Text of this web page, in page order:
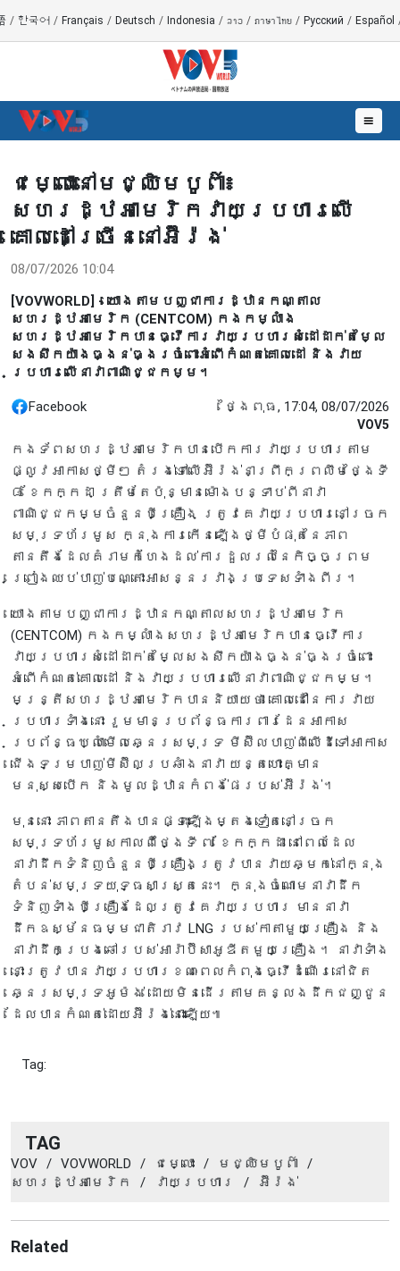
/ 한국어 / Français / Deutsch / Indonesia / ລາວ / ภาษาไทย / Русский / Español
☰
ជម្លោះនៅមជ្ឈិមបូព៌ា៖
សហរដ្ឋអាមេរិកវាយប្រហារលើ
គោលដៅច្រើននៅអ៊ីរ៉ង់
08/07/2026 10:04
[VOVWORLD] - យោងតាមបញ្ជាការដ្ឋានកណ្តាល
សហរដ្ឋអាមេរិក (CENTCOM) កងកម្លាំង
សហរដ្ឋអាមេរិកបានធ្វើការវាយប្រហារសំដៅដាក់តម្លៃ
សងសឹកយ៉ាងធ្ងន់ធ្ងរចំពោះអំពើកំណត់គោលដៅ និងវាយ
ប្រហារលើនាវាពាណិជ្ជកម្ម។
Facebook ថ្ងៃពុធ, 17:04, 08/07/2026
VOV5
កងទ័ពសហរដ្ឋអាមេរិកបានបើកការវាយប្រហារតាម
ផ្លូវអាកាសថ្មីៗ តំរង់ទៅលើអ៊ីរ៉ង់នាព្រឹកព្រលឹមថ្ងៃទី
៨ ខែកក្កដា ត្រឹមតែប៉ុន្មានម៉ោងបន្ទាប់ពីនាវា
ពាណិជ្ជកម្មចំនួនបីគ្រឿង ត្រូវគេវាយប្រហារនៅច្រក
សមុទ្រហ័រមូស ក្នុងការកើនឡើងថ្មីបំផុតនៃភាព
តានតឹងដែលគំរាមកំហែងដល់ការដួលរលំនៃកិច្ចព្រម
ព្រៀងឈប់បាញ់បណ្តោះអាសន្នរវាងប្រទេសទាំងពីរ។
យោងតាមបញ្ជាការដ្ឋានកណ្តាលសហរដ្ឋអាមេរិក
(CENTCOM) កងកម្លាំងសហរដ្ឋអាមេរិកបានធ្វើការ
វាយប្រហារសំដៅដាក់តម្លៃសងសឹកយ៉ាងធ្ងន់ធ្ងរចំពោះ
អំពើកំណត់គោលដៅ និងវាយប្រហារលើនាវាពាណិជ្ជកម្ម។
មន្ត្រីសហរដ្ឋអាមេរិកបាននិយាយថា គោលដៅនៃការវាយ
ប្រហារទាំងនោះ រួមមានប្រព័ន្ធការពារដែនអាកាស
ប្រព័ន្ធឃ្លាំមើលឆ្នេរសមុទ្រ មីស៊ីលបាញ់ពីលើដីទៅអាកាស
ជើងទម្របាញ់មីស៊ីលប្រឆាំងនាវា យន្តហោះគ្មាន
មនុស្សបើក និងមូលដ្ឋានកំពង់ផែរបស់អ៊ីរ៉ង់។
មុននោះ ភាពតានតឹងបានផ្ទុះឡើងម្តងទៀតនៅច្រក
សមុទ្រហ័រមូសកាលពីថ្ងៃទី ៧ ខែកក្កដា នៅពេលដែល
នាវាដឹកទំនិញចំនួនបីគ្រឿងត្រូវបានវាយឆ្មក់នៅក្នុង
តំបន់សមុទ្រយុទ្ធសាស្ត្រនេះ។ ក្នុងចំណោមនាវាដឹក
ទំនិញទាំងបីគ្រឿងដែលត្រូវគេវាយប្រហារ មាននាវា
ដឹកឧស្ម័នធម្មជាតិរាវ LNG របស់កាតាមួយគ្រឿង និង
នាវាដឹកប្រេងឆៅរបស់អារ៉ាប៊ីសាអូឌីតមួយគ្រឿង។ នាវាទាំង
នោះត្រូវបានវាយប្រហារខណៈពេលកំពុងធ្វើដំណើរនៅជិត
ឆ្នេរសមុទ្រអូម៉ង់ ដោយមិនដើរតាមគន្លងដឹកជញ្ជូន
ដែលបានកំណត់ដោយអ៊ីរ៉ង់នោះឡើយ៕
Tag:
TAG
VOV / VOVWORLD / ជម្លោះ / មជ្ឈិមបូព៌ា
/
សហរដ្ឋអាមេរិក
/ វាយប្រហារ / អ៊ីរ៉ង់
Related